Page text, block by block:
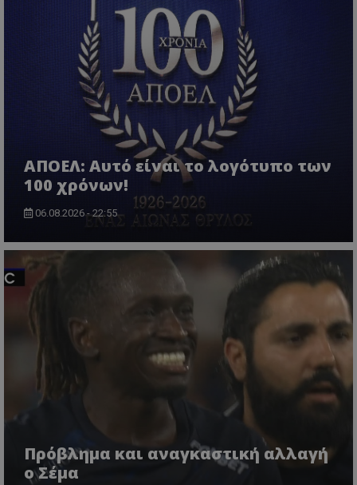
ΑΠΟΕΛ: Αυτό είναι το λογότυπο των
100 χρόνων!
06.08.2026 - 22:55
Πρόβλημα και αναγκαστική αλλαγή
ο Σέμα